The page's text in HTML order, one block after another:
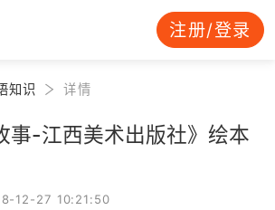
注册/登录
知识 详情
事-江西美术出版社》绘本
12-27 10:21:50